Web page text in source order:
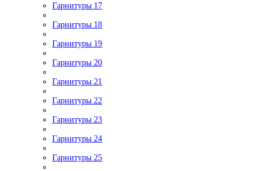
Гарнитуры 17
Гарнитуры 18
Гарнитуры 19
Гарнитуры 20
Гарнитуры 21
Гарнитуры 22
Гарнитуры 23
Гарнитуры 24
Гарнитуры 25